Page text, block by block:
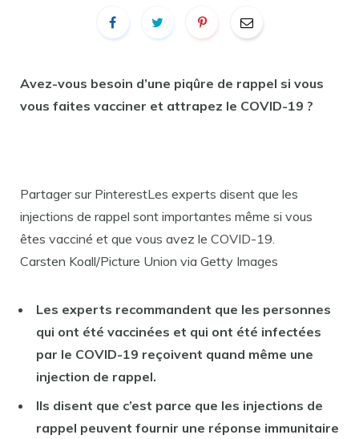
Avez-vous besoin d’une piqûre de rappel si vous
vous faites vacciner et attrapez le COVID-19 ?
Partager sur PinterestLes experts disent que les
injections de rappel sont importantes même si vous
êtes vacciné et que vous avez le COVID-19.
Carsten Koall/Picture Union via Getty Images
Les experts recommandent que les personnes
qui ont été vaccinées et qui ont été infectées
par le COVID-19 reçoivent quand même une
injection de rappel.
Ils disent que c’est parce que les injections de
rappel peuvent fournir une réponse immunitaire